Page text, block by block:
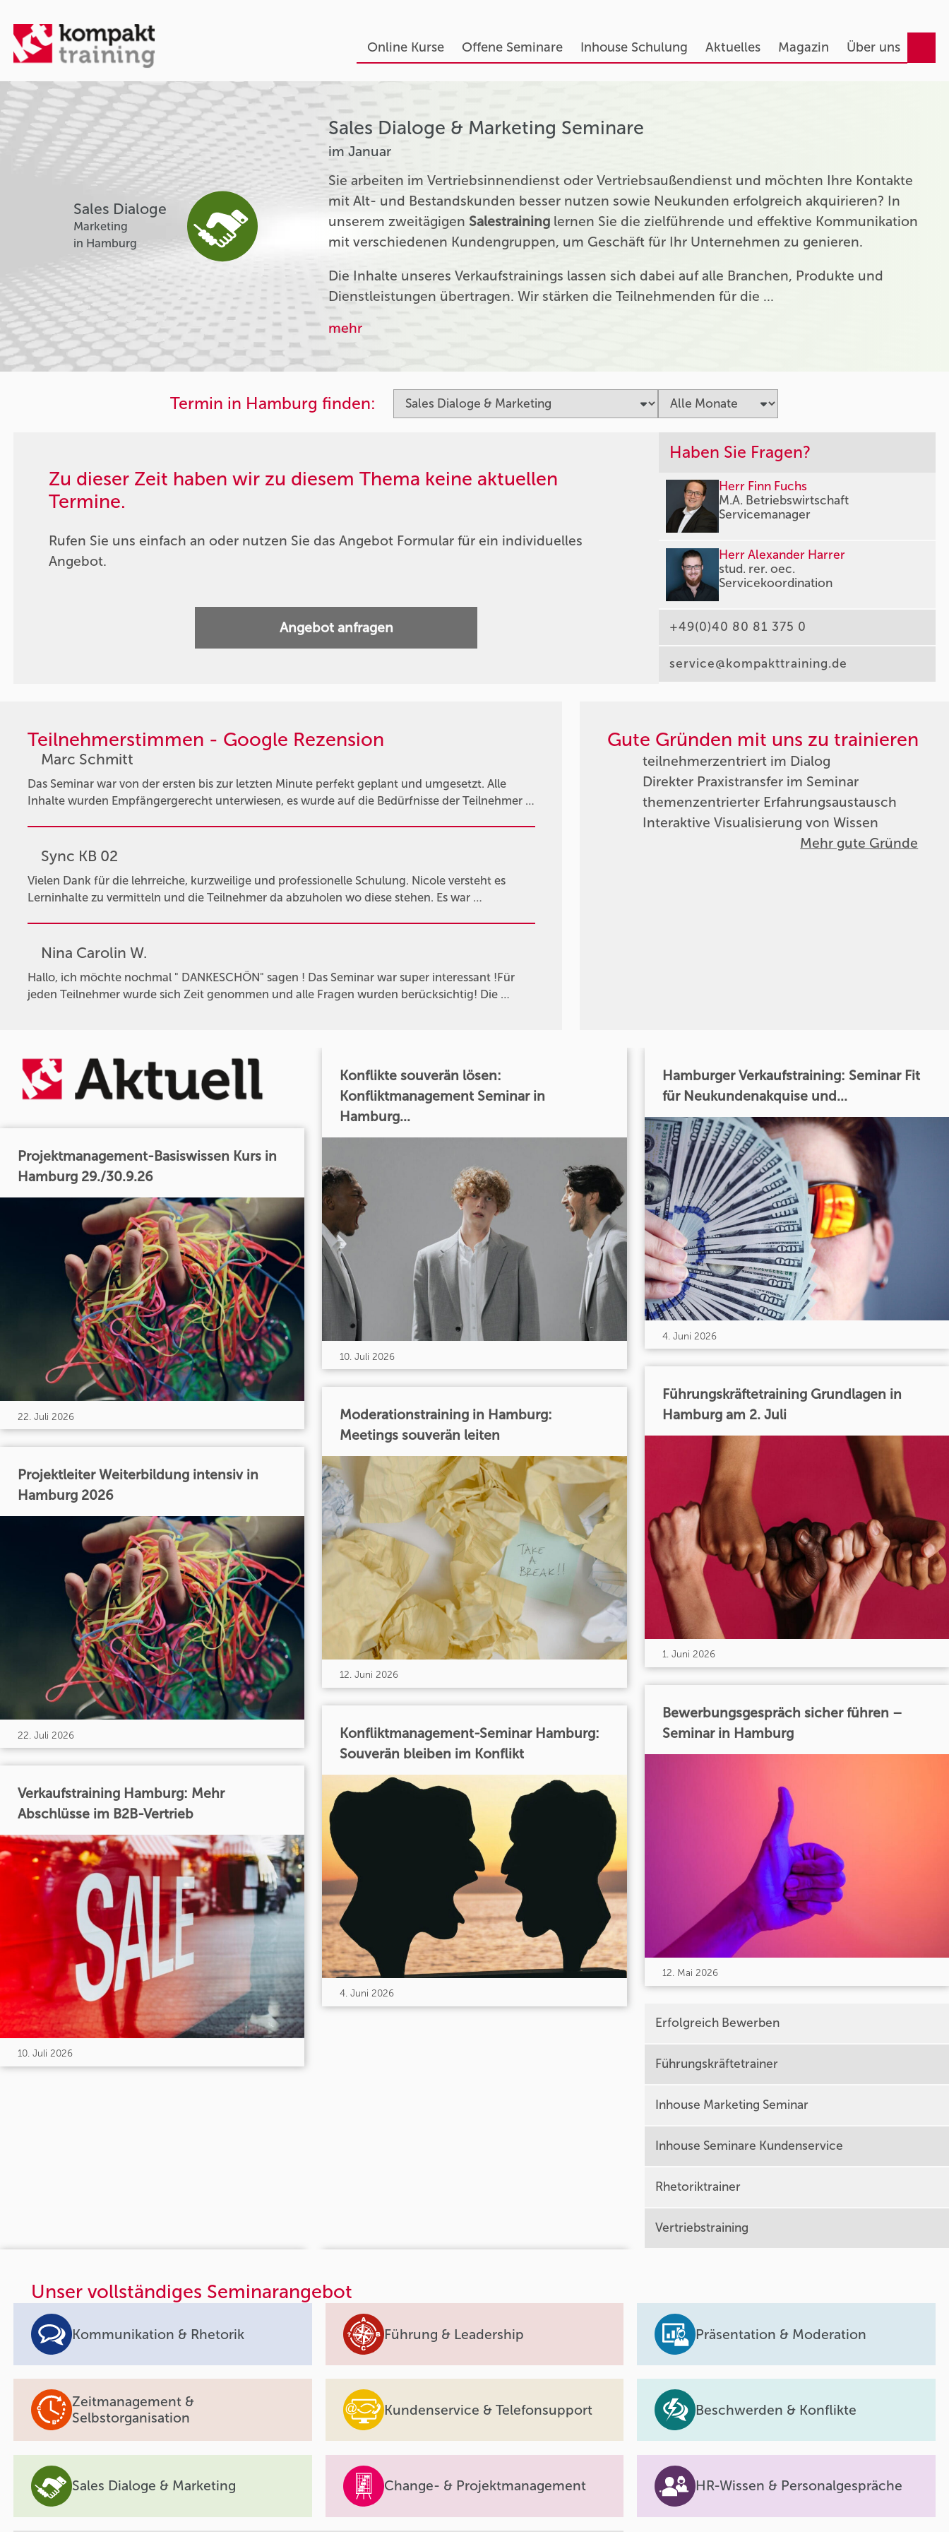
Online Kurse Offene Seminare Inhouse Schulung Aktuelles Magazin Über uns
Sales Dialoge
Marketing
in Hamburg
Sales Dialoge & Marketing Seminare
im Januar
Sie arbeiten im Vertriebsinnendienst oder Vertriebsaußendienst und möchten Ihre Kontakte
mit Alt- und Bestandskunden besser nutzen sowie Neukunden erfolgreich akquirieren? In
unserem zweitägigenSalestraining lernen Sie die zielführende und effektive Kommunikation
mit verschiedenen Kundengruppen, um Geschäft für Ihr Unternehmen zu genieren.
Die Inhalte unseres Verkaufstrainings lassen sich dabei auf alle Branchen, Produkte und
Dienstleistungen übertragen. Wir stärken die Teilnehmenden für die …
mehr
Termin in Hamburg finden:
Zu dieser Zeit haben wir zu diesem Thema keine aktuellen
Termine.
Rufen Sie uns einfach an oder nutzen Sie das Angebot Formular für ein individuelles
Angebot.
Angebot anfragen
Haben Sie Fragen?
Herr Finn Fuchs
M.A. Betriebswirtschaft
Servicemanager
Herr Alexander Harrer
stud. rer. oec.
Servicekoordination
+49(0)40 80 81 375 0
service@kompakttraining.de
Teilnehmerstimmen - Google Rezension
Marc Schmitt
Das Seminar war von der ersten bis zur letzten Minute perfekt geplant und umgesetzt. Alle
Inhalte wurden Empfängergerecht unterwiesen, es wurde auf die Bedürfnisse der Teilnehmer …
Sync KB 02
Vielen Dank für die lehrreiche, kurzweilige und professionelle Schulung. Nicole versteht es
Lerninhalte zu vermitteln und die Teilnehmer da abzuholen wo diese stehen. Es war …
Nina Carolin W.
Hallo, ich möchte nochmal " DANKESCHÖN" sagen ! Das Seminar war super interessant !Für
jeden Teilnehmer wurde sich Zeit genommen und alle Fragen wurden berücksichtig! Die …
Gute Gründen mit uns zu trainieren
teilnehmerzentriert im Dialog
Direkter Praxistransfer im Seminar
themenzentrierter Erfahrungsaustausch
Interaktive Visualisierung von Wissen
Mehr gute Gründe
Projektmanagement-Basiswissen Kurs in
Hamburg 29./30.9.26
22. Juli 2026
Projektleiter Weiterbildung intensiv in
Hamburg 2026
22. Juli 2026
Verkaufstraining Hamburg: Mehr
Abschlüsse im B2B-Vertrieb
10. Juli 2026
Konflikte souverän lösen:
Konfliktmanagement Seminar in
Hamburg...
10. Juli 2026
Moderationstraining in Hamburg:
Meetings souverän leiten
12. Juni 2026
Konfliktmanagement-Seminar Hamburg:
Souverän bleiben im Konflikt
4. Juni 2026
Hamburger Verkaufstraining: Seminar Fit
für Neukundenakquise und...
4. Juni 2026
Führungskräftetraining Grundlagen in
Hamburg am 2. Juli
1. Juni 2026
Bewerbungsgespräch sicher führen –
Seminar in Hamburg
12. Mai 2026
Erfolgreich Bewerben
Führungskräftetrainer
Inhouse Marketing Seminar
Inhouse Seminare Kundenservice
Rhetoriktrainer
Vertriebstraining
Unser vollständiges Seminarangebot
Kommunikation & Rhetorik Führung & Leadership Präsentation & Moderation
Zeitmanagement &
Selbstorganisation
Kundenservice & Telefonsupport Beschwerden & Konflikte
Sales Dialoge & Marketing Change- & Projektmanagement HR-Wissen & Personalgespräche